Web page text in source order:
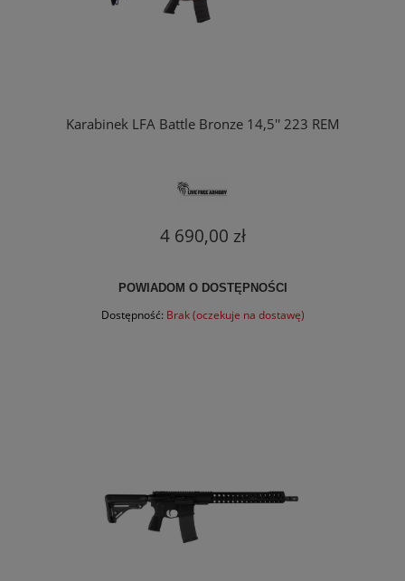
Karabinek LFA Battle Bronze 14,5'' 223 REM
4 690,00 zł
POWIADOM O DOSTĘPNOŚCI
Dostępność: Brak (oczekuje na dostawę)